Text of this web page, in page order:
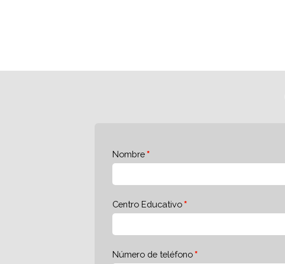
Nombre
Centro Educativo
Número de teléfono